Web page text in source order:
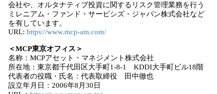
会社や、オルタナティブ投資に関するリスク管理業務を行う
ミレニアム・ファンド・サービシズ・ジャパン株式会社など
を有しています。
URL: https://www.mcp-am.com/
＜MCP東京オフィス＞
名称：MCPアセット・マネジメント株式会社
所在地：東京都千代田区大手町1-8-1 KDDI大手町ビル18階
代表者の役職・氏名：代表取締役 田中徹也
設立年月日：2006年8月30日